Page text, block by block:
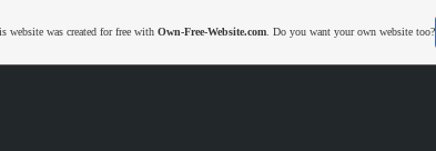
website was created for free with Own-Free-Website.com. Do you want your own website too?